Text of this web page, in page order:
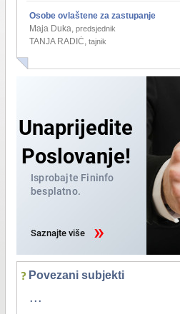
Osobe ovlaštene za zastupanje
Maja Duka, predsjednik
TANJA RADIĆ, tajnik
Povezani subjekti
...